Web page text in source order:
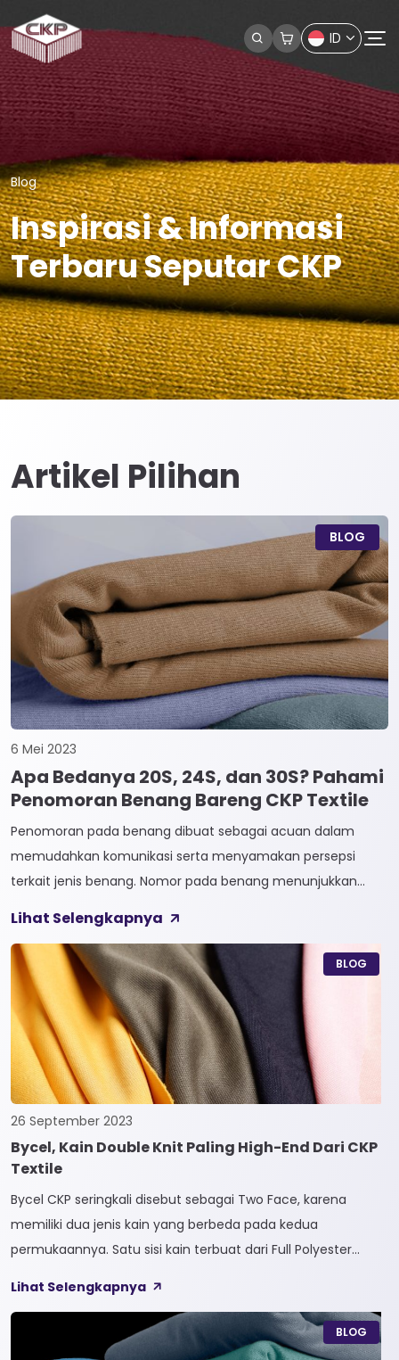
ID
Blog
Inspirasi & Informasi
Terbaru Seputar CKP
Artikel Pilihan
BLOG
6 Mei 2023
Apa Bedanya 20S, 24S, dan 30S? Pahami
Penomoran Benang Bareng CKP Textile
Penomoran pada benang dibuat sebagai acuan dalam
memudahkan komunikasi serta menyamakan persepsi
terkait jenis benang. Nomor pada benang menunjukkan
penomoran sendiri terbagi menjadi dua, Tidak Langsung dan
Langsung. 1. Penomoran Tidak Langsung Penomoran Tidak
Langsung biasa diaplikasikan pada jenis Natural Fiber, seperti
Rayon dan Cotton. Satuan yang paling […]
Lihat Selengkapnya
BLOG
26 September 2023
Bycel, Kain Double Knit Paling High-End Dari CKP
Textile
Bycel CKP seringkali disebut sebagai Two Face, karena
memiliki dua jenis kain yang berbeda pada kedua
permukaannya. Satu sisi kain terbuat dari Full Polyester
Bycel merupakan kain High-End karena bersifat Fungsional,
dapat digunakan sesuai kebutuhan customer. Selain itu,
kain Bycel juga diberi teknologi teranyar yakni pemberian
Lihat Selengkapnya
BLOG